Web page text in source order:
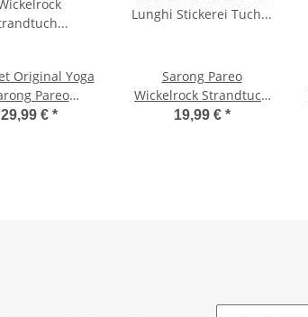
Original Yoga
Pareo
Strandtuch
29,99 € *
Sarong Pareo
Wickelrock Strandtuch
Lunghi Stickerei Tuch
19,99 € *